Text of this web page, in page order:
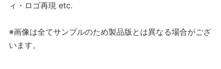
ィ・ロゴ再現 etc.
※画像は全てサンプルのため製品版とは異なる場合がござ
います。